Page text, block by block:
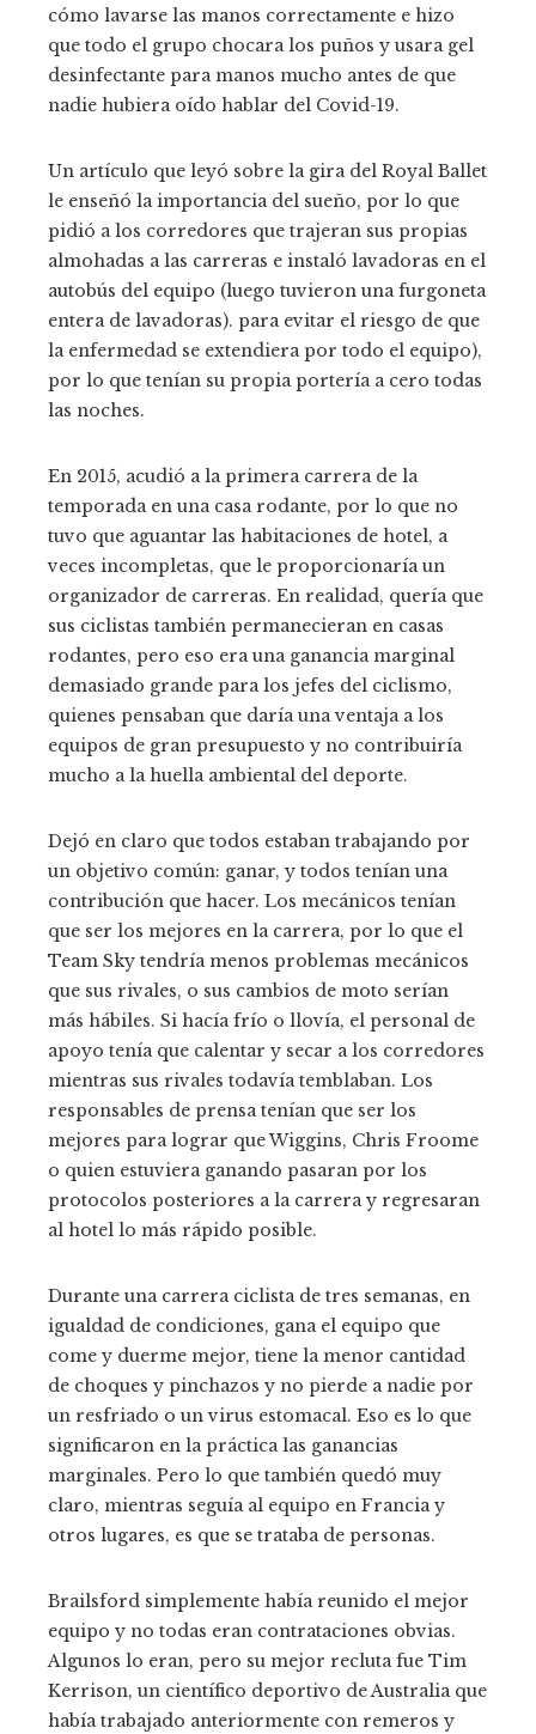
cómo lavarse las manos correctamente e hizo
que todo el grupo chocara los puños y usara gel
desinfectante para manos mucho antes de que
nadie hubiera oído hablar del Covid-19.
Un artículo que leyó sobre la gira del Royal Ballet
le enseñó la importancia del sueño, por lo que
pidió a los corredores que trajeran sus propias
almohadas a las carreras e instaló lavadoras en el
autobús del equipo (luego tuvieron una furgoneta
entera de lavadoras). para evitar el riesgo de que
la enfermedad se extendiera por todo el equipo),
por lo que tenían su propia portería a cero todas
las noches.
En 2015, acudió a la primera carrera de la
temporada en una casa rodante, por lo que no
tuvo que aguantar las habitaciones de hotel, a
veces incompletas, que le proporcionaría un
organizador de carreras. En realidad, quería que
sus ciclistas también permanecieran en casas
rodantes, pero eso era una ganancia marginal
demasiado grande para los jefes del ciclismo,
quienes pensaban que daría una ventaja a los
equipos de gran presupuesto y no contribuiría
mucho a la huella ambiental del deporte.
Dejó en claro que todos estaban trabajando por
un objetivo común: ganar, y todos tenían una
contribución que hacer. Los mecánicos tenían
que ser los mejores en la carrera, por lo que el
Team Sky tendría menos problemas mecánicos
que sus rivales, o sus cambios de moto serían
más hábiles. Si hacía frío o llovía, el personal de
apoyo tenía que calentar y secar a los corredores
mientras sus rivales todavía temblaban. Los
responsables de prensa tenían que ser los
mejores para lograr que Wiggins, Chris Froome
o quien estuviera ganando pasaran por los
protocolos posteriores a la carrera y regresaran
al hotel lo más rápido posible.
Durante una carrera ciclista de tres semanas, en
igualdad de condiciones, gana el equipo que
come y duerme mejor, tiene la menor cantidad
de choques y pinchazos y no pierde a nadie por
un resfriado o un virus estomacal. Eso es lo que
significaron en la práctica las ganancias
marginales. Pero lo que también quedó muy
claro, mientras seguía al equipo en Francia y
otros lugares, es que se trataba de personas.
Brailsford simplemente había reunido el mejor
equipo y no todas eran contrataciones obvias.
Algunos lo eran, pero su mejor recluta fue Tim
Kerrison, un científico deportivo de Australia que
había trabajado anteriormente con remeros y